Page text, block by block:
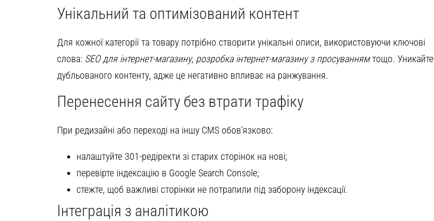
Унікальний та оптимізований контент
Для кожної категорії та товару потрібно створити унікальні описи, використовуючи ключові
слова: SEO для інтернет-магазину, розробка інтернет-магазину з просуваннямтощо. Уникайте
дубльованого контенту, адже це негативно впливає на ранжування.
Перенесення сайту без втрати трафіку
При редизайні або переході на іншу CMS обов’язково:
налаштуйте 301-редіректи зі старих сторінок на нові;
перевірте індексацію в Google Search Console;
стежте, щоб важливі сторінки не потрапили під заборону індексації.
Інтеграція з аналітикою